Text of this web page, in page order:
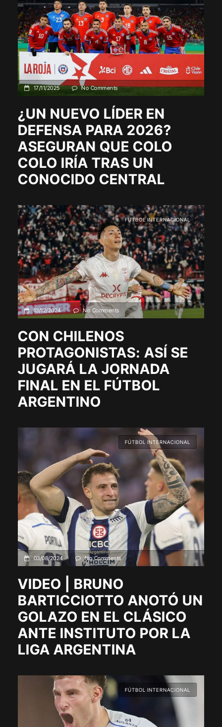
17/11/2025 No Comments
¿UN NUEVO LÍDER EN
DEFENSA PARA 2026?
ASEGURAN QUE COLO
COLO IRÍA TRAS UN
CONOCIDO CENTRAL
FÚTBOL INTERNACIONAL
13/12/2024 No Comments
CON CHILENOS
PROTAGONISTAS: ASÍ SE
JUGARÁ LA JORNADA
FINAL EN EL FÚTBOL
ARGENTINO
FÚTBOL INTERNACIONAL
03/08/2024 No Comments
VIDEO | BRUNO
BARTICCIOTTO ANOTÓ UN
GOLAZO EN EL CLÁSICO
ANTE INSTITUTO POR LA
LIGA ARGENTINA
FÚTBOL INTERNACIONAL